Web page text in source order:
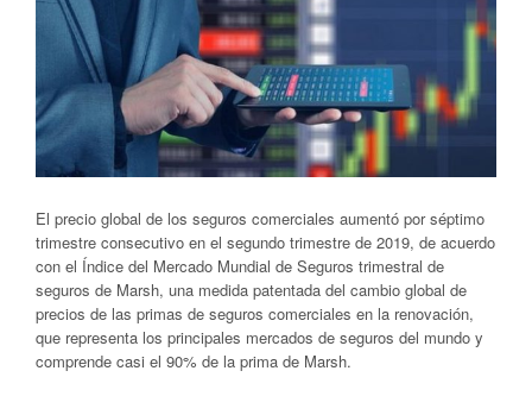
El precio global de los seguros comerciales aumentó por séptimo
trimestre consecutivo en el segundo trimestre de 2019, de acuerdo
con el Índice del Mercado Mundial de Seguros trimestral de
seguros de Marsh, una medida patentada del cambio global de
precios de las primas de seguros comerciales en la renovación,
que representa los principales mercados de seguros del mundo y
comprende casi el 90% de la prima de Marsh.